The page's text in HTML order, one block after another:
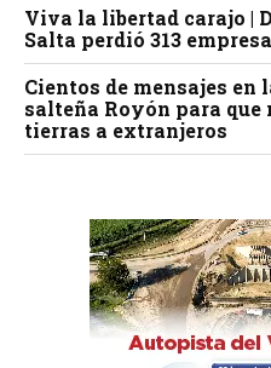
Viva la libertad carajo |
Salta perdió 313
Cientos de mensajes en
salteña Royón para que
tierras a extranjeros